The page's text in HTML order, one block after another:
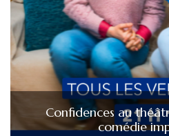
Confidences au
comédie